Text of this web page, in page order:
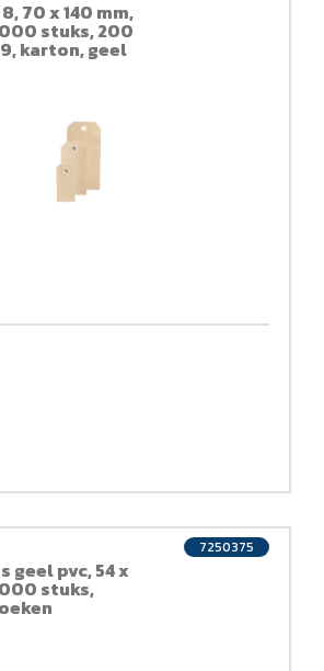
70 x 140 mm,
stuks, 200
karton, geel
geel pvc, 54 x
stuks,
7250375